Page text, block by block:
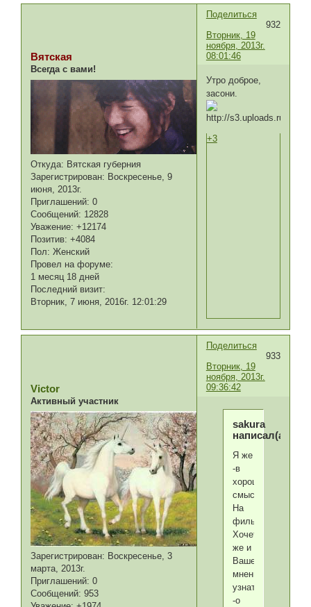
Поделиться
932
Вторник, 19
ноября, 2013г.
08:01:46
Вятская
Всегда с вами!
Откуда: Вятская губерния
Зарегистрирован: Воскресенье, 9
июня, 2013г.
Приглашений: 0
Сообщений: 12828
Уважение: +12174
Позитив: +4084
Пол: Женский
Провел на форуме:
1 месяц 18 дней
Последний визит:
Вторник, 7 июня, 2016г. 12:01:29
Утро доброе,
засони.
+3
Поделиться
933
Вторник, 19
ноября, 2013г.
09:36:42
Victor
Активный участник
Зарегистрирован: Воскресенье, 3
марта, 2013г.
Приглашений: 0
Сообщений: 953
sakura
написал(а):
Я же
-в
хорошем
смысле...
На
фильмууууу....
Хочется
же и
Ваше
мнение
узнать
-о